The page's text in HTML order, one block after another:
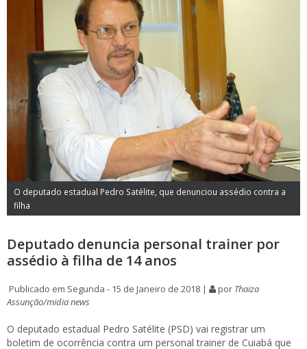
O deputado estadual Pedro Satélite, que denunciou assédio contra a
filha
Deputado denuncia personal trainer por
assédio à filha de 14 anos
Publicado em Segunda - 15 de Janeiro de 2018 | por Thaiza
Assunção/midia news
O deputado estadual Pedro Satélite (PSD) vai registrar um
boletim de ocorrência contra um personal trainer de Cuiabá que